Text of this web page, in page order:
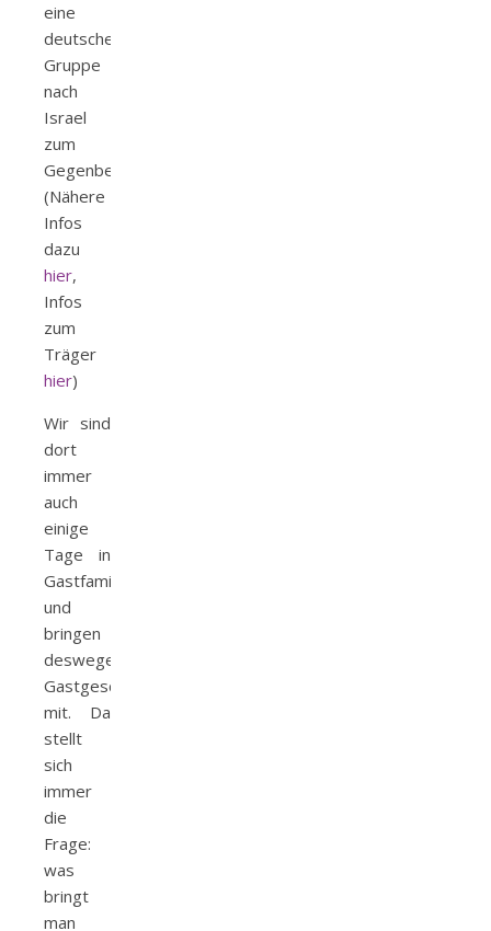
eine
deutsche
Gruppe
nach
Israel
zum
Gegenbesuch.
(Nähere
Infos
dazu
hier,
Infos
zum
Träger
hier)
Wir sind
dort
immer
auch
einige
Tage in
Gastfamilien
und
bringen
deswegen
Gastgeschenke
mit. Da
stellt
sich
immer
die
Frage:
was
bringt
man